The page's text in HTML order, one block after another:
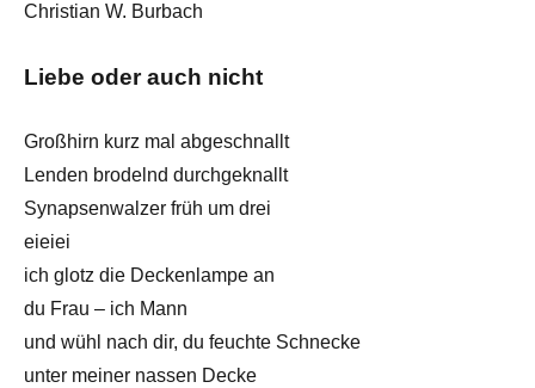
Christian W. Burbach
Liebe oder auch nicht
Großhirn kurz mal abgeschnallt
Lenden brodelnd durchgeknallt
Synapsenwalzer früh um drei
eieiei
ich glotz die Deckenlampe an
du Frau – ich Mann
und wühl nach dir, du feuchte Schnecke
unter meiner nassen Decke